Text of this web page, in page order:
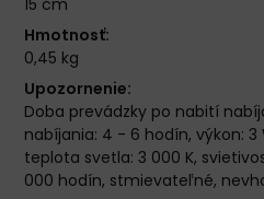
15 cm
Hmotnosť:
0,45 kg
Upozornenie:
Doba prevádzky po nabití
nabíjania: 4 - 6 hodín, výkon: 3
teplota svetla: 3 000 K,
000 hodín, stmievateľné,